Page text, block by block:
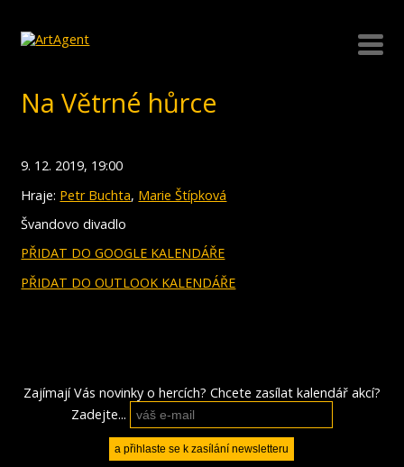
Na Větrné hůrce
9. 12. 2019, 19:00
Hraje: Petr Buchta, Marie Štípková
Švandovo divadlo
PŘIDAT DO GOOGLE KALENDÁŘE
PŘIDAT DO OUTLOOK KALENDÁŘE
Zajímají Vás novinky o hercích? Chcete zasílat kalendář akcí?
Zadejte...